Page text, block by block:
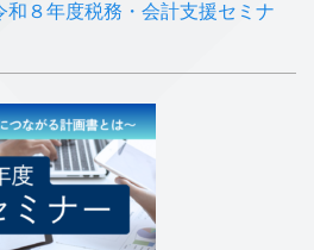
和８年度税務・会計支援セミナ